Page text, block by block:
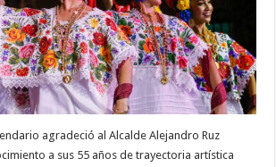
agradeció al Alcalde Alejandro Ruz
a sus 55 años de trayectoria artística